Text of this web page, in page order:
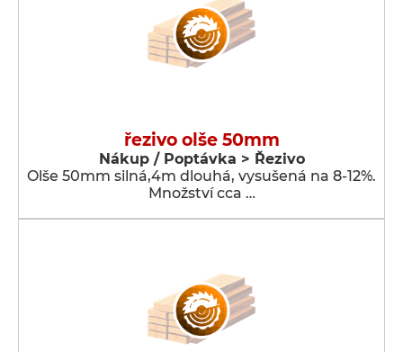
řezivo olše 50mm
Nákup / Poptávka > Řezivo
Olše 50mm silná,4m dlouhá, vysušená na 8-12%.
Množství cca …